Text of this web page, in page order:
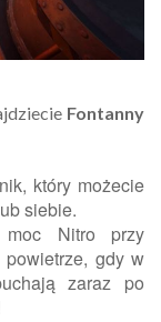
Fontanny
który możecie
siebie.
Nitro przy
gdy w
zaraz po